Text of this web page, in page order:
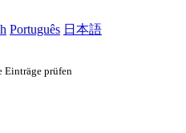
Português 日本語
Einträge prüfen